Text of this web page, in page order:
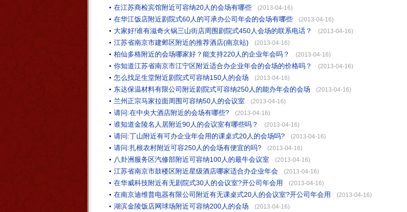
在江苏商检宾馆附近可容纳20人的会场有哪些 (2013-04-16)
在华江饭店附近剧院式60人的可承办公司年会的会场有哪些 (2013-04-16)
大家好!谁有滋奇火锅三山街店周围剧院式450人会场的联系电话？ (2013-04-16)
江苏省南京市建邺区附近的推荐酒店(南京站) (2013-04-16)
柏仙多格附近的会场哪家好？能支持220人的企业年会吗？ (2013-04-16)
你知道江苏省南京市江宁区附近适合办企业年会的会场的价格吗？ (2013-04-16)
怎么找足生堂附近剧院式可容纳150人的会场 (2013-04-16)
东达保温材料有限公司附近剧院式可容纳250人的能办年会的会场 (2013-04-16)
兰州正宗马家拉面周围可容纳50人的会议室 (2013-04-16)
请问:在中央大酒店附近的会场有哪些? (2013-04-16)
谁知道金陵名人居附近90人的会议室有哪些吗？ (2013-04-16)
请问:丁山附近有可办企业年会用的课桌式20人的会场吗? (2013-04-16)
请问:扎根农村附近可容250人的会场有便宜的吗? (2013-04-16)
八卦洲服务区汽修部附近可容纳100人的最牛会议室 (2013-04-16)
江苏省南京市鼓楼区附近星级酒店哪家适合办企业年会 (2013-04-16)
在华威科技附近有无剧院式30人的会议室?开公司年会用 (2013-04-16)
在南京迪维普电器有限公司附近有无课桌式20人的会议室?开公司年会用 (2013-04-16)
湖滨金陵饭店网球场附近可容纳200人的会场 (2013-04-16)